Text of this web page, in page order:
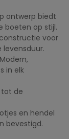
ontwerp biedt
boeten op stijl.
voor
Modern,
in elk
tot de
en hendel
bevestigd.